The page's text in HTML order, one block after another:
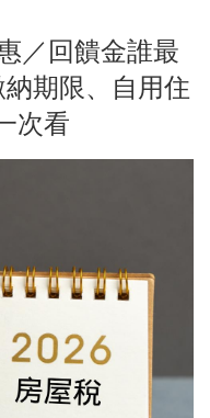
／回饋金誰最
期限、自用住
次看